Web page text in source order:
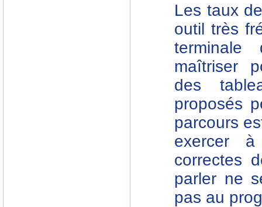
Les taux
outil très
terminale
maîtriser
des
proposés
parcours
exercer
correctes
parler ne
pas au